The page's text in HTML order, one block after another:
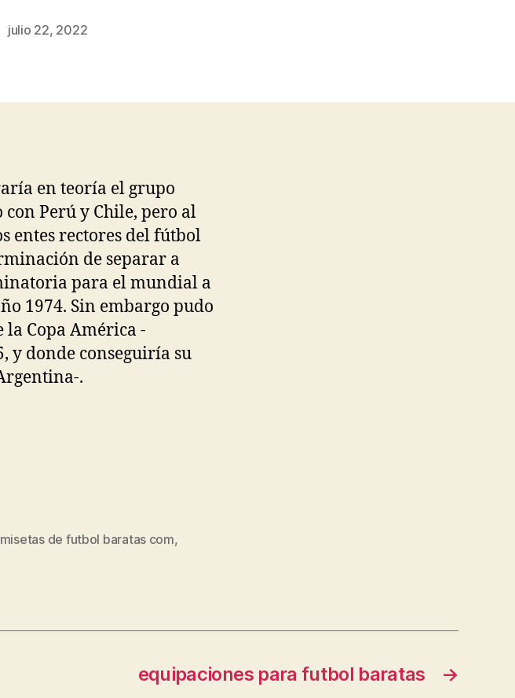
julio 22, 2022
en teoría el grupo
Perú y Chile, pero al
entes rectores del fútbol
de separar a
para el mundial a
1974. Sin embargo pudo
Copa América -
y donde conseguiría su
.
de futbol baratas com,
→
equipaciones para futbol baratas